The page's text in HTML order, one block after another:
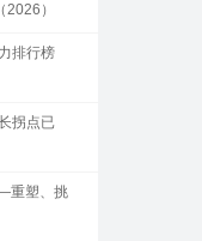
）
排行榜
拐点已
重塑、挑